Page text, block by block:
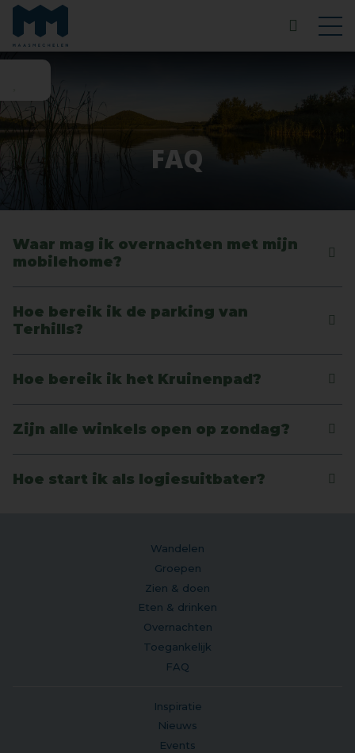
FAQ
Waar mag ik overnachten met mijn
mobilehome?
Hoe bereik ik de parking van
Terhills?
Hoe bereik ik het Kruinenpad?
Zijn alle winkels open op zondag?
Hoe start ik als logiesuitbater?
Wandelen
Groepen
Zien & doen
Eten & drinken
Overnachten
Toegankelijk
FAQ
Inspiratie
Nieuws
Events